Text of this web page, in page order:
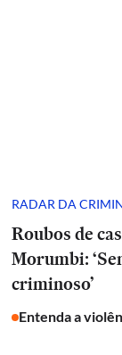
RADAR DA
Roubos de
Morumbi:
criminoso’
Entenda a